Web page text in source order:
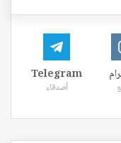
Telegram
أصدقاء